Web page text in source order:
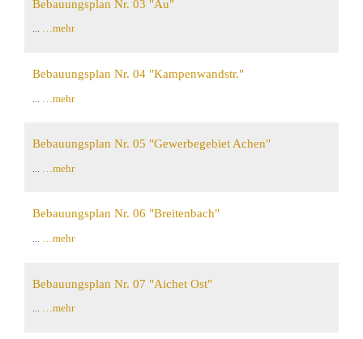
Bebauungsplan Nr. 03 "Au"
... …mehr
Bebauungsplan Nr. 04 "Kampenwandstr."
…mehr
Bebauungsplan Nr. 05 "Gewerbegebiet Achen"
…mehr
Bebauungsplan Nr. 06 "Breitenbach"
... …mehr
Bebauungsplan Nr. 07 "Aichet Ost"
... …mehr